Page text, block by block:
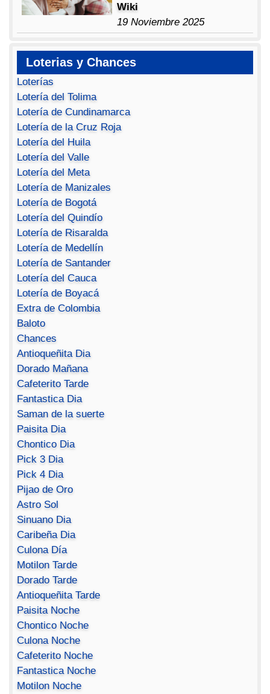
Wiki
19 Noviembre 2025
Loterias y Chances
Loterías
Lotería del Tolima
Lotería de Cundinamarca
Lotería de la Cruz Roja
Lotería del Huila
Lotería del Valle
Lotería del Meta
Lotería de Manizales
Lotería de Bogotá
Lotería del Quindío
Lotería de Risaralda
Lotería de Medellín
Lotería de Santander
Lotería del Cauca
Lotería de Boyacá
Extra de Colombia
Baloto
Chances
Antioqueñita Dia
Dorado Mañana
Cafeterito Tarde
Fantastica Dia
Saman de la suerte
Paisita Dia
Chontico Dia
Pick 3 Dia
Pick 4 Dia
Pijao de Oro
Astro Sol
Sinuano Dia
Caribeña Dia
Culona Día
Motilon Tarde
Dorado Tarde
Antioqueñita Tarde
Paisita Noche
Chontico Noche
Culona Noche
Cafeterito Noche
Fantastica Noche
Motilon Noche